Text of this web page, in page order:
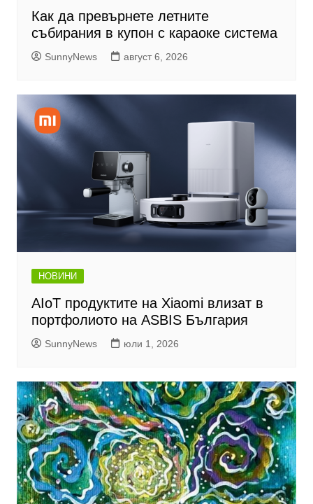
Как да превърнете летните
събирания в купон с караоке система
SunnyNews август 6, 2026
НОВИНИ
AIoT продуктите на Xiaomi влизат в
портфолиото на ASBIS България
SunnyNews юли 1, 2026